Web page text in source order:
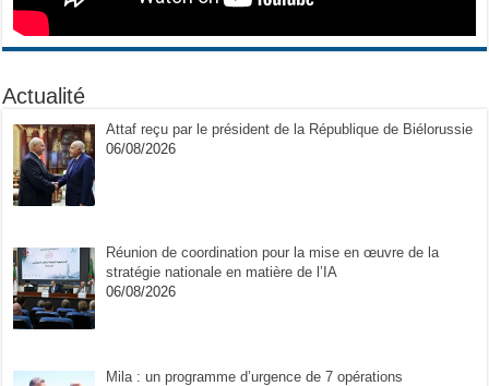
Actualité
Attaf reçu par le président de la République de Biélorussie
06/08/2026
Réunion de coordination pour la mise en œuvre de la
stratégie nationale en matière de l’IA
06/08/2026
Mila : un programme d’urgence de 7 opérations